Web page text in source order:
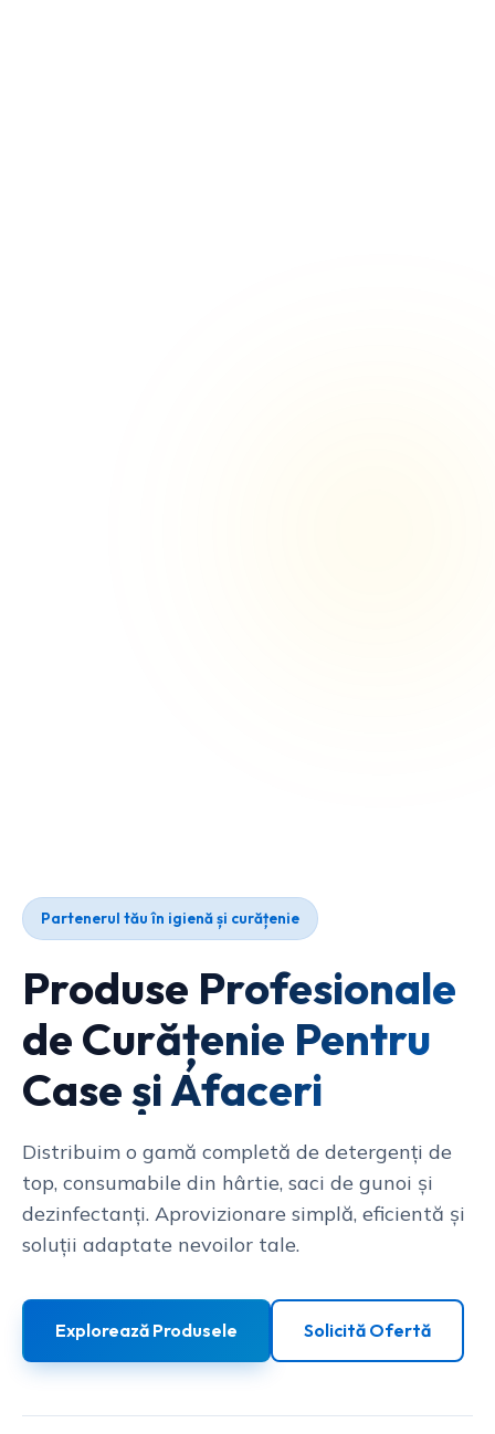
Partenerul tău în igienă și curățenie
Produse Profesionale
de Curățenie Pentru
Case și Afaceri
Distribuim o gamă completă de detergenți de
top, consumabile din hârtie, saci de gunoi și
dezinfectanți. Aprovizionare simplă, eficientă și
soluții adaptate nevoilor tale.
Explorează Produsele Solicită Ofertă